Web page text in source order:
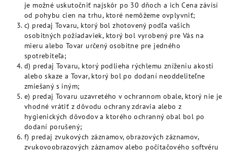
je možné uskutočniť najskôr po 30 dňoch a ich Cena závisí
od pohybu cien na trhu, ktoré nemôžeme ovplyvniť;
c) predaj Tovaru, ktorý bol zhotovený podľa vašich
osobitných požiadaviek, ktorý bol vyrobený pre Vás na
mieru alebo Tovar určený osobitne pre jedného
spotrebiteľa;
d) predaj Tovaru, ktorý podlieha rýchlemu zníženiu akosti
alebo skaze a Tovar, ktorý bol po dodaní neoddeliteľne
zmiešaný s iným;
e) predaj Tovaru uzavretého v ochrannom obale, ktorý nie je
vhodné vrátiť z dôvodu ochrany zdravia alebo z
hygienických dôvodov a ktorého ochranný obal bol po
dodaní porušený;
f) predaj zvukových záznamov, obrazových záznamov,
zvukovoobrazových záznamov alebo počítačového softvéru